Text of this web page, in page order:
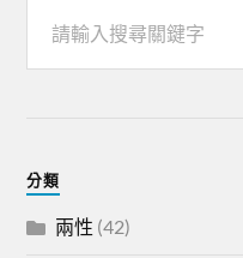
分類
兩性 (42)